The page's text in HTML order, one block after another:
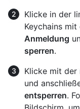
Klicke in der
Keychains
Anmeldung
sperren.
Klicke mit der
und
entsperren.